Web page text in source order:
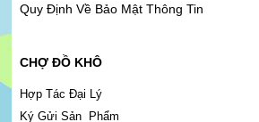
Quy Định Về Bảo Mật Thông Tin
CHỢ ĐỒ KHÔ
Hợp Tác Đại Lý
Ký Gửi Sản Phẩm